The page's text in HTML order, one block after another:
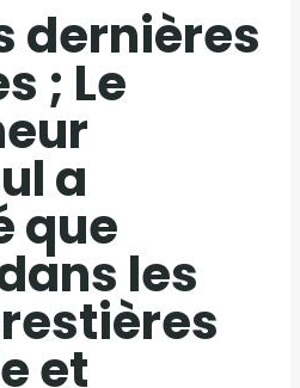
dernières
; Le
a
que
les
et